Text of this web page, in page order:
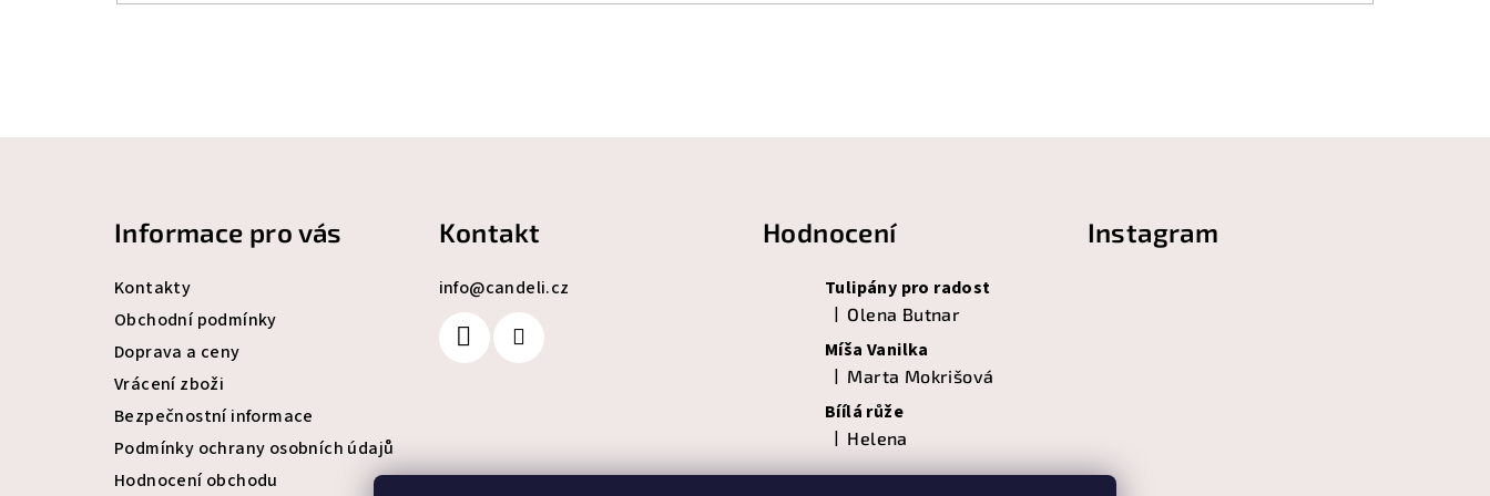
Informace pro vás
Kontakty
Obchodní podmínky
Doprava a ceny
Vrácení zboži
Bezpečnostní informace
Podmínky ochrany osobních údajů
Hodnocení obchodu
Kontakt
info@candeli.cz
Hodnocení
Tulipány pro radost
Hodnocení produktu je 5 z 5 hvězdiček.
| Olena Butnar
Míša Vanilka
Hodnocení produktu je 5 z 5 hvězdiček.
| Marta Mokrišová
Bíílá růže
Hodnocení produktu je 5 z 5 hvězdiček.
| Helena
Instagram